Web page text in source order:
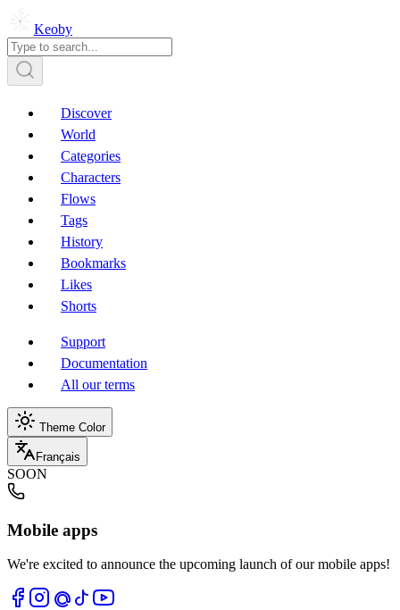
Keoby
Discover
World
Categories
Characters
Flows
Tags
History
Bookmarks
Likes
Shorts
Support
Documentation
All our terms
Theme Color
Français
SOON
Mobile apps
We're excited to announce the upcoming launch of our mobile apps!